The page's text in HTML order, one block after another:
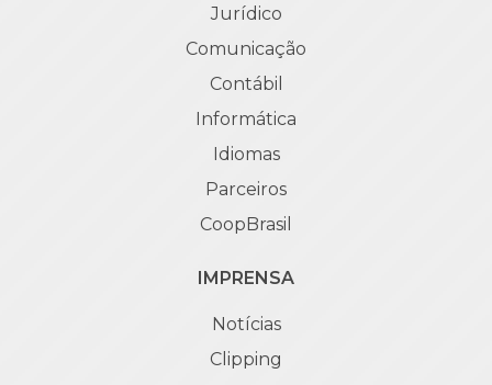
Jurídico
Comunicação
Contábil
Informática
Idiomas
Parceiros
CoopBrasil
IMPRENSA
Notícias
Clipping